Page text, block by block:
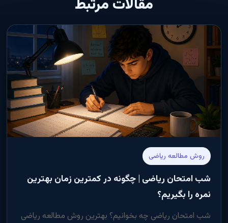
مقالات مرتبط
روش مطالعه ریاضی
شب امتحان ریاضی | چگونه در کمترین زمان بهترین
نمره را بگیریم؟
شب امتحان ریاضی چه بخوانیم؟ بهترین روش مطالعه ریاضی